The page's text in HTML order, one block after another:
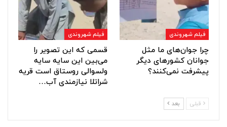
فیلم شهروندی
چرا جوان‌های ما مثل
جوانان کشورهای دیگر
پیشرفت نمی‌کنند؟
فیلم شهروندی
قسمی که این تصویر را
می‌بین این سایه سایه
ولسوالی روستاق است قریه
شراتلا نیازمندی آب…
قبلی بعد